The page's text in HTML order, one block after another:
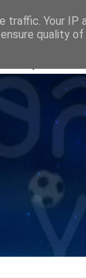
Your IP
quality